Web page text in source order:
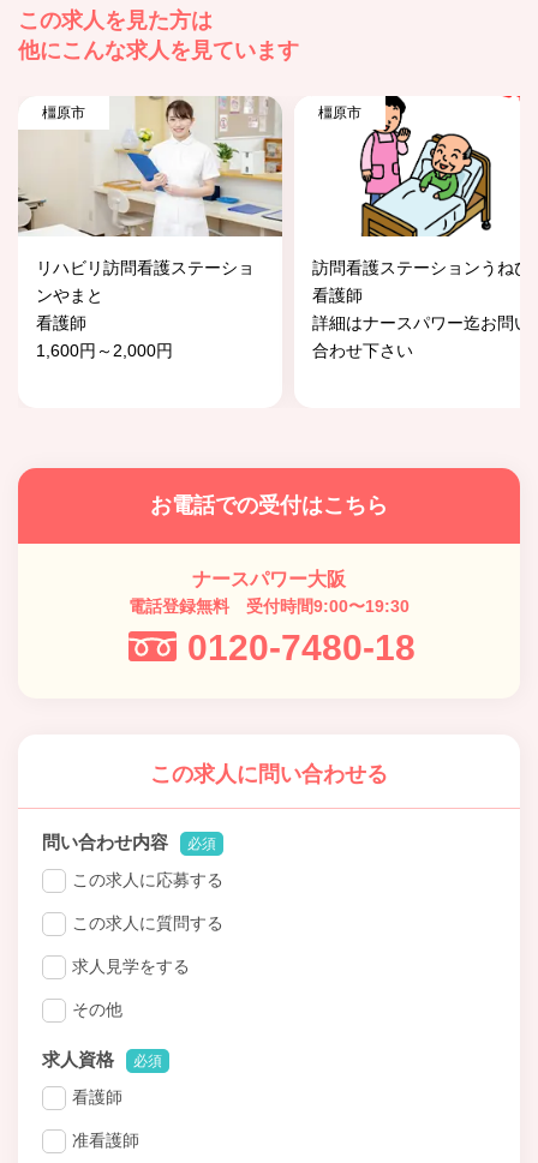
この求人を見た方は
他にこんな求人を見ています
橿原市
リハビリ訪問看護ステーショ
ンやまと
看護師
1,600円～2,000円
橿原市
訪問看護ステーションうねび
看護師
詳細はナースパワー迄お問い
合わせ下さい
お電話での受付はこちら
ナースパワー大阪
電話登録無料 受付時間9:00〜19:30
0120-7480-18
この求人に問い合わせる
問い合わせ内容 必須
この求人に応募する
この求人に質問する
求人見学をする
その他
求人資格 必須
看護師
准看護師